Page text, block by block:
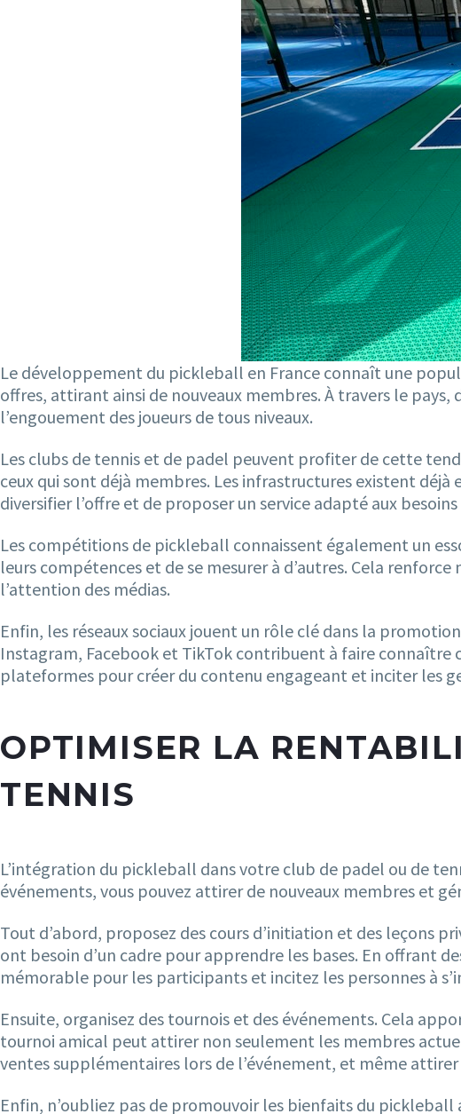
Le développement du pickleball en France connaît une
offres, attirant ainsi de nouveaux membres. À travers le
l’engouement des joueurs de tous niveaux.
Les clubs de tennis et de padel peuvent profiter de cette
ceux qui sont déjà membres. Les infrastructures existent
diversifier l’offre et de proposer un service adapté aux besoins
Les compétitions de pickleball connaissent également un
leurs compétences et de se mesurer à d’autres. Cela
l’attention des médias.
Enfin, les réseaux sociaux jouent un rôle clé dans la
Instagram, Facebook et TikTok contribuent à faire connaître
plateformes pour créer du contenu engageant et inciter les
OPTIMISER LA
TENNIS
L’intégration du pickleball dans votre club de padel ou de
événements, vous pouvez attirer de nouveaux membres et
Tout d’abord, proposez des cours d’initiation et des leçons
ont besoin d’un cadre pour apprendre les bases. En offrant
mémorable pour les participants et incitez les personnes à
Ensuite, organisez des tournois et des événements. Cela
tournoi amical peut attirer non seulement les membres
ventes supplémentaires lors de l’événement, et même attirer
Enfin, n’oubliez pas de promouvoir les bienfaits du